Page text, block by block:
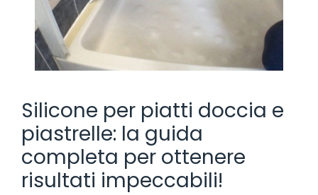
Silicone per piatti doccia e
piastrelle: la guida
completa per ottenere
risultati impeccabili!